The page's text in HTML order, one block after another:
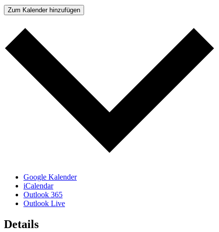
Zum Kalender hinzufügen
Google Kalender
iCalendar
Outlook 365
Outlook Live
Details